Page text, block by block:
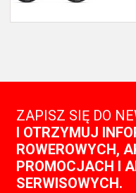
ZAPISZ SIĘ DO
I OTRZYMUJ
ROWEROWYCH,
PROMOCJACH I
SERWISOWYCH.